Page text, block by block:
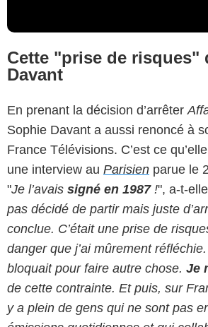
Cette "prise de risques"
Davant
En prenant la décision d’arrêter
Sophie Davant a aussi renoncé à
France Télévisions. C’est ce
une interview au Parisien parue le
"Je l’avais signé en 1987!", a-t-
pas décidé de partir mais juste
conclue. C’était une prise de
danger que j’ai mûrement
bloquait pour faire autre chose. Je
de cette contrainte. Et puis, sur
y a plein de gens qui ne sont pas